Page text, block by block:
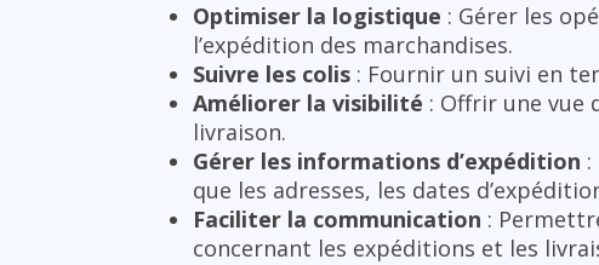
Optimiser la logistique : Gérer les
l’expédition des marchandises.
Suivre les colis : Fournir un suivi en
Améliorer la visibilité : Offrir une vue
livraison.
Gérer les informations d’expédition
que les adresses, les dates
Faciliter la communication :
concernant les expéditions et les